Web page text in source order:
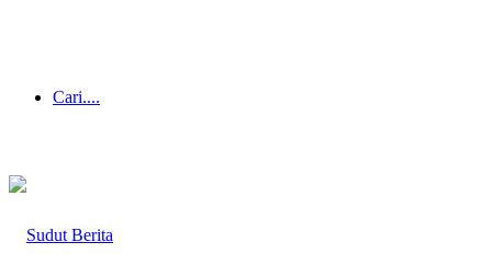
Cari....